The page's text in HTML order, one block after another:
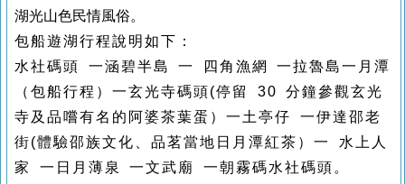
湖光山色民情風俗。
包船遊湖行程說明如下：
水社碼頭 一涵碧半島 一 四角漁網 一拉魯島一月潭
（包船行程）一玄光寺碼頭(停留 30 分鐘參觀玄光
寺及品嚐有名的阿婆茶葉蛋）一土亭仔 一伊達邵老
街(體驗邵族文化、品茗當地日月潭紅茶）一 水上人
家 一日月薄泉 一文武廟 一朝霧碼水社碼頭。